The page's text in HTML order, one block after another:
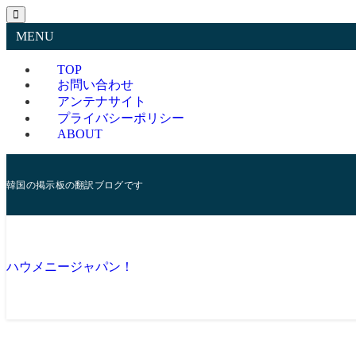
MENU
TOP
お問い合わせ
アンテナサイト
プライバシーポリシー
ABOUT
韓国の掲示板の翻訳ブログです
ハウメニージャパン！